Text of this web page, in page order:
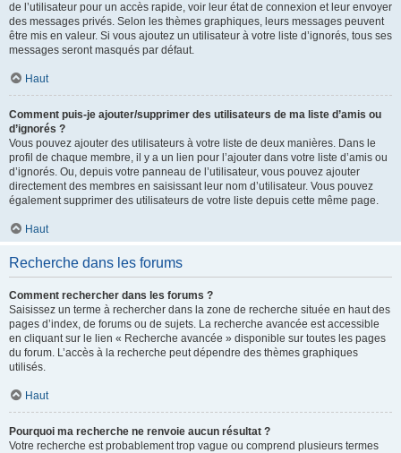
de l’utilisateur pour un accès rapide, voir leur état de connexion et leur envoyer
des messages privés. Selon les thèmes graphiques, leurs messages peuvent
être mis en valeur. Si vous ajoutez un utilisateur à votre liste d’ignorés, tous ses
messages seront masqués par défaut.
Haut
Comment puis-je ajouter/supprimer des utilisateurs de ma liste d’amis ou
d’ignorés ?
Vous pouvez ajouter des utilisateurs à votre liste de deux manières. Dans le
profil de chaque membre, il y a un lien pour l’ajouter dans votre liste d’amis ou
d’ignorés. Ou, depuis votre panneau de l’utilisateur, vous pouvez ajouter
directement des membres en saisissant leur nom d’utilisateur. Vous pouvez
également supprimer des utilisateurs de votre liste depuis cette même page.
Haut
Recherche dans les forums
Comment rechercher dans les forums ?
Saisissez un terme à rechercher dans la zone de recherche située en haut des
pages d’index, de forums ou de sujets. La recherche avancée est accessible
en cliquant sur le lien « Recherche avancée » disponible sur toutes les pages
du forum. L’accès à la recherche peut dépendre des thèmes graphiques
utilisés.
Haut
Pourquoi ma recherche ne renvoie aucun résultat ?
Votre recherche est probablement trop vague ou comprend plusieurs termes